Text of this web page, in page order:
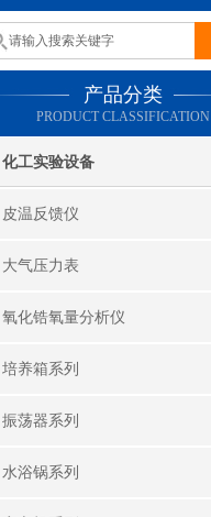
产品分类
PRODUCT CLASSIFICATION
化工实验设备
皮温反馈仪
大气压力表
氧化锆氧量分析仪
培养箱系列
振荡器系列
水浴锅系列